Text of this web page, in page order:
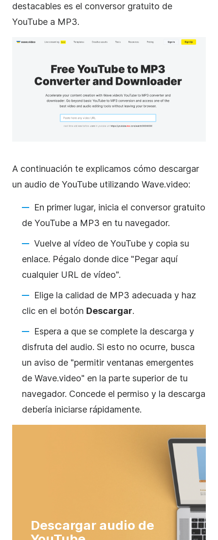
destacables es el conversor gratuito de
YouTube a MP3.
A continuación te explicamos cómo descargar
un audio de YouTube utilizando Wave.video:
En primer lugar, inicia el conversor gratuito
de YouTube a MP3 en tu navegador.
Vuelve al vídeo de YouTube y copia su
enlace. Pégalo donde dice "Pegar aquí
cualquier URL de vídeo".
Elige la calidad de MP3 adecuada y haz
clic en el botón Descargar.
Espera a que se complete la descarga y
disfruta del audio. Si esto no ocurre, busca
un aviso de "permitir ventanas emergentes
de Wave.video" en la parte superior de tu
navegador. Concede el permiso y la descarga
debería iniciarse rápidamente.
Descargar audio de